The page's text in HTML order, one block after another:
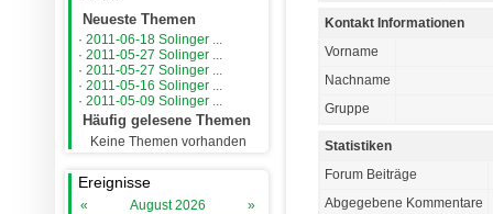
Neueste Themen
· 2011-06-18 Solinger ...
· 2011-05-27 Solinger ...
· 2011-05-27 Solinger ...
· 2011-05-16 Solinger ...
· 2011-05-09 Solinger ...
Häufig gelesene Themen
Keine Themen vorhanden
Ereignisse
« August 2026
»
Kontakt Informationen
Vorname
Nachname
Gruppe
Statistiken
Forum Beiträge
Abgegebene Kommentare